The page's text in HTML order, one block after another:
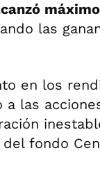
las
en los
las
fondo